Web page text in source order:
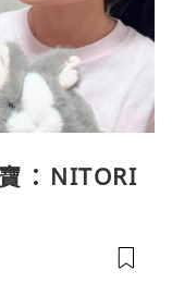
：NITORI